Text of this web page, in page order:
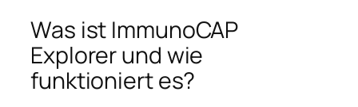
Was ist ImmunoCAP
Explorer und wie
funktioniert es?